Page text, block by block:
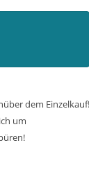
dem Einzelkauf!
um